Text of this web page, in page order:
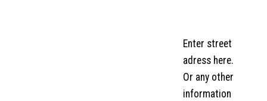
Enter street
adress here.
Or any other
information